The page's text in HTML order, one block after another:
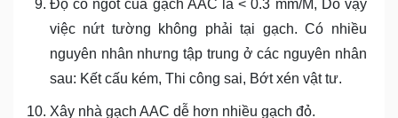
Độ co ngót của gạch AAC là < 0.3 mm/M, Do vậy
việc nứt tường không phải tại gạch. Có nhiều
nguyên nhân nhưng tập trung ở các nguyên nhân
sau: Kết cấu kém, Thi công sai, Bớt xén vật tư.
Xây nhà gạch AAC dễ hơn nhiều gạch đỏ.